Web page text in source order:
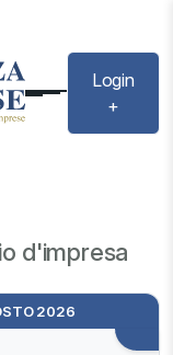
Login
+
d'impresa
2026